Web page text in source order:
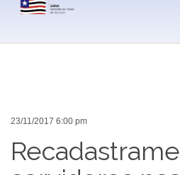
23/11/2017 6:00 pm